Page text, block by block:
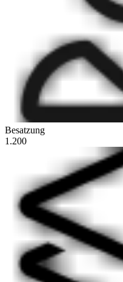
Besatzung
1.200